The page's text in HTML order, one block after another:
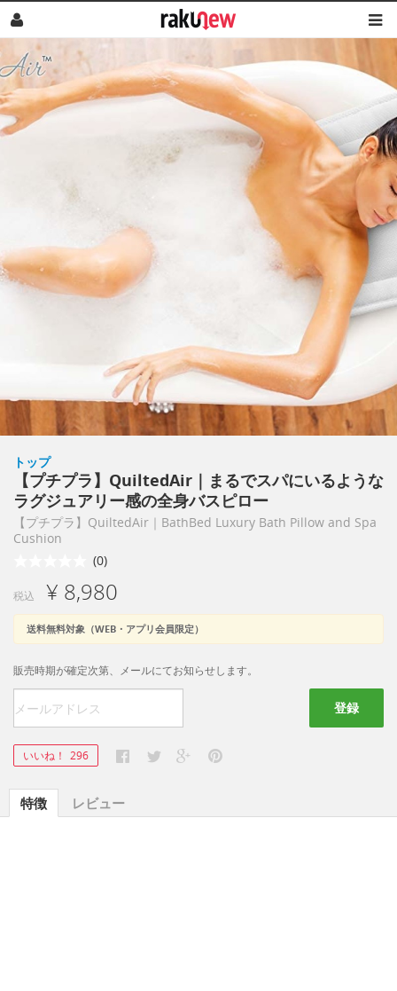
トップ
【プチプラ】QuiltedAir｜まるでスパにいるような
ラグジュアリー感の全身バスピロー
【プチプラ】QuiltedAir｜BathBed Luxury Bath Pillow and Spa
Cushion
(0)
税込 ¥ 8,980
送料無料対象（WEB・アプリ会員限定）
販売時期が確定次第、メールにてお知らせします。
登録
いいね！ 296
特徴 レビュー